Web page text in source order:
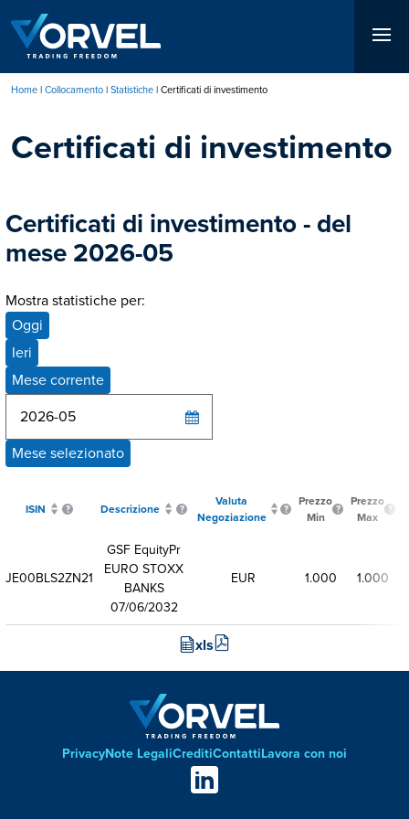
contenuto
principale
di
Home Collocamento Statistiche Certificati di investimento
Certificati di investimento
Certificati di investimento - del
mese 2026-05
Mostra statistiche per:
Oggi
Ieri
Mese corrente
Mese selezionato
ISIN Descrizione
Valuta
Negoziazione
Prezzo
Min
Prezzo
Max
JE00BLS2ZN21
GSF EquityPr
EURO STOXX
BANKS
07/06/2032
EUR 1.000 1.000
xls
Footer
PrivacyNote LegaliCreditiContattiLavora con noi
Social